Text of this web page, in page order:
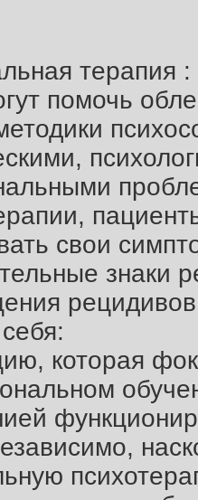
терапия
помочь
свои
знаки
которая